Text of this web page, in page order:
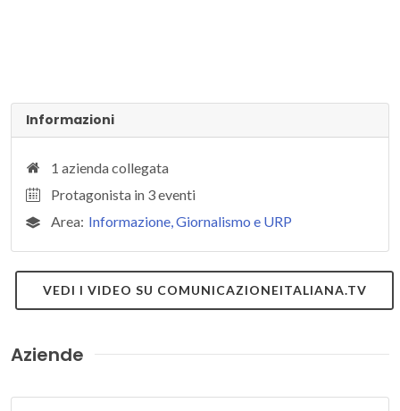
Informazioni
1 azienda collegata
Protagonista in 3 eventi
Area: Informazione, Giornalismo e URP
VEDI I VIDEO SU COMUNICAZIONEITALIANA.TV
Aziende